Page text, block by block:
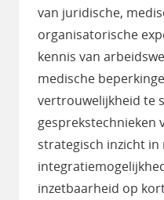
van juridische,
organisatorische
kennis van
medische
vertrouwelijkheid te
gesprekstechnieken
strategisch inzicht in
inzetbaarheid op